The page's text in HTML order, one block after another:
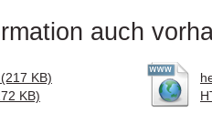
auch
KB)
KB)